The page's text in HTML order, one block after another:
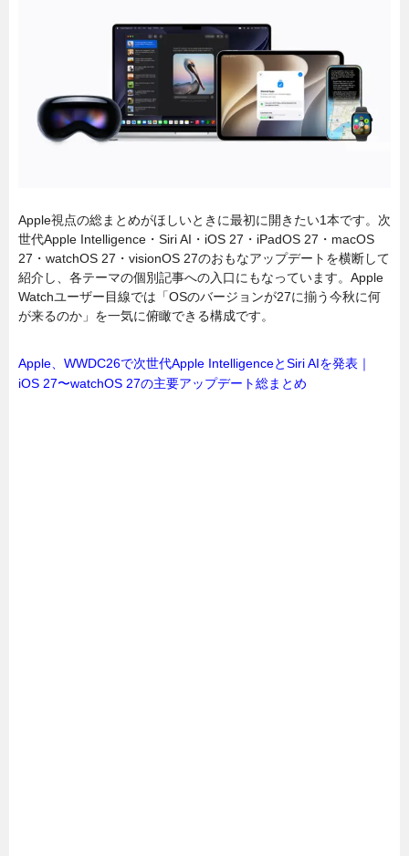
Apple視点の総まとめがほしいときに最初に開きたい1本です。次
世代Apple Intelligence・Siri AI・iOS 27・iPadOS 27・macOS
27・watchOS 27・visionOS 27のおもなアップデートを横断して
紹介し、各テーマの個別記事への入口にもなっています。Apple
Watchユーザー目線では「OSのバージョンが27に揃う今秋に何
が来るのか」を一気に俯瞰できる構成です。
Apple、WWDC26で次世代Apple IntelligenceとSiri AIを発表｜
iOS 27〜watchOS 27の主要アップデート総まとめ